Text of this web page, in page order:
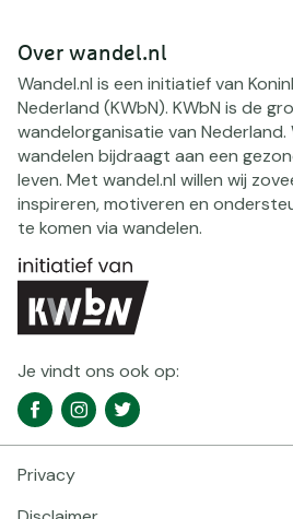
Over wandel.nl
Wandel.nl is een initiatief van
Nederland (KWbN). KWbN is de
wandelorganisatie van Nederland.
wandelen bijdraagt aan een
leven. Met wandel.nl willen wij
inspireren, motiveren en
te komen via wandelen.
Je vindt ons ook op:
Social
media
FacebookInstagramTwitter
Footer
navigatie
Privacy